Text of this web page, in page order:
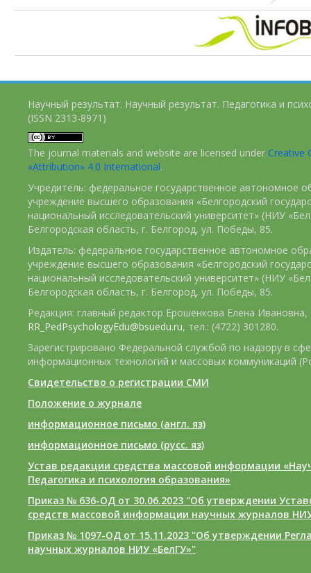
Научный результат. Научный результат. Педагогика и
(ISSN 2313-8971)
The journal materials and website are licensed under Creative
«Attribution» 4.0 International.
Учредитель: федеральное государственное автономное
учреждение высшего образования «Белгородский
национальный исследовательский университет» (НИУ
Белгородская область, г. Белгород, ул. Победы, 85.
Издатель: федеральное государственное автономное
учреждение высшего образования «Белгородский
национальный исследовательский университет» (НИУ
Белгородская область, г. Белгород, ул. Победы, 85.
Редакция: главный редактор Ерошенкова Елена Ивановна,
RR_PedPsychologyEdu@bsuedu.ru, тел.: (4722) 301280.
Зарегистрировано Федеральной службой по надзору в
информационных технологий и массовых коммуникаций
Свидетельство о регистрации СМИ
Положение о журнале
информационное письмо (англ. яз)
информационное письмо (русс. яз)
Устав редакции средства массовой информации
Педагогика и психология образования»
Приказ № 636-ОД от 30.06.2023 "Об утверждении
средств массовой информации научных журналов
Приказ № 1097-ОД от 15.11.2023 "Об утверждении
научных журналов НИУ «БелГУ»"